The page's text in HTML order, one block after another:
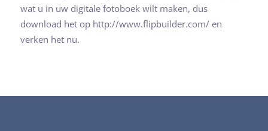
wat u in uw digitale fotoboek wilt maken, dus
download het op http://www.flipbuilder.com/ en
verken het nu.